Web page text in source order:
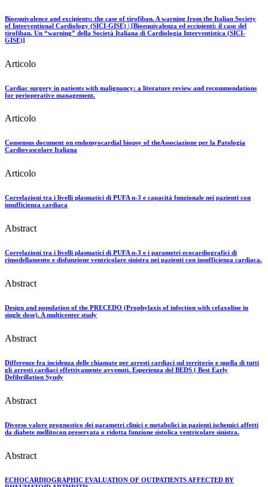
Bioequivalence and excipients: the case of tirofiban. A warning from the Italian Society
of Interventional Cardiology (SICI-GISE) | [Bioequivalenza ed eccipienti: il caso del
tirofiban. Un “warning” della Società Italiana di Cardiologia Interventistica (SICI-
GISE)]
Articolo
Cardiac surgery in patients with malignancy: a literature review and recommendations
for perioperative management.
Articolo
Consensus document on endomyocardial biopsy of theAssociazione per la Patologia
Cardiovascolare Italiana
Articolo
Correlazioni tra i livelli plasmatici di PUFA n-3 e capacità funzionale nei pazienti con
insufficienza cardiaca
Abstract
Correlazioni tra i livelli plasmatici di PUFA n-3 e i parametri ecocardiografici di
rimodellamento e disfunzione ventricolare sinistra nei pazienti con insufficienza cardiaca.
Abstract
Design and population of the PRECEDO (Prophylaxis of infection with cefaxoline in
single dose). A multicenter study
Abstract
Differenze fra incidenza delle chiamate per arresti cardiaci sul territorio e quella di tutti
gli arresti cardiaci effettivamente avvenuti. Esperienza del BEDS ( Best Early
Defibrillation Syudy
Abstract
Diverso valore prognostico dei parametri clinici e metabolici in pazienti ischemici affetti
da diabete mellitocon preservata o ridotta funzione sistolica ventricolare sinistra.
Abstract
ECHOCARDIOGRAPHIC EVALUATION OF OUTPATIENTS AFFECTED BY